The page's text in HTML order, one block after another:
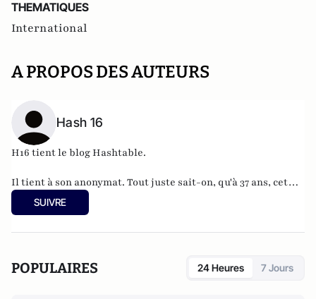
THEMATIQUES
International
A PROPOS DES AUTEURS
Hash 16
H16 tient le blogHashtable.
Il tient à son anonymat. Tout juste sait-on, qu'à 37 ans, cet
informaticien à l'humour acerbe habite en Belgique et
travaille pour"une grosse boutique qui produit, gère et
SUIVRE
POPULAIRES 24 Heures 7 Jours